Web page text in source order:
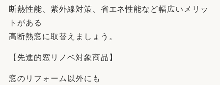
断熱性能、紫外線対策、省エネ性能など幅広いメリッ
トがある
高断熱窓に取替えましょう。
【先進的窓リノベ対象商品】
窓のリフォーム以外にも